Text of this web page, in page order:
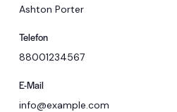
Ashton Porter
Telefon
88001234567
E-Mail
info@example.com